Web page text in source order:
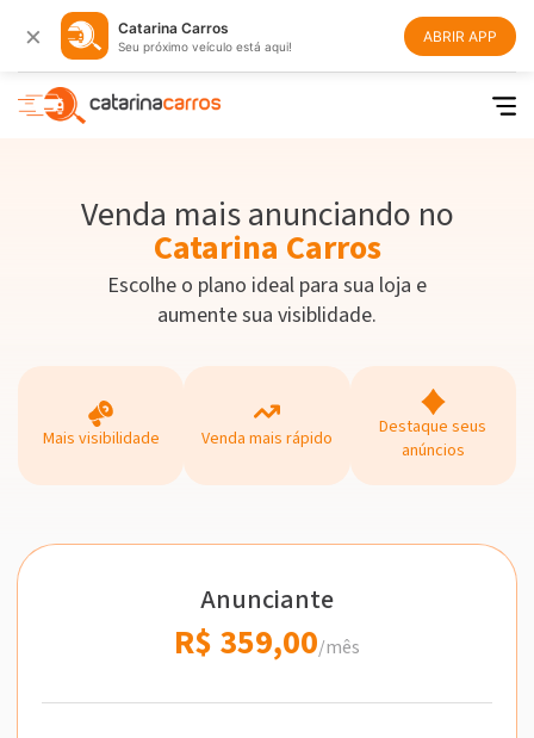
× Catarina Carros
Seu próximo veículo está aqui!
ABRIR APP
Venda mais anunciando no
Catarina Carros
Escolhe o plano ideal para sua loja e
aumente sua visiblidade.
Mais visibilidade Venda mais rápido
Destaque seus
anúncios
Anunciante
R$ 359,00/mês